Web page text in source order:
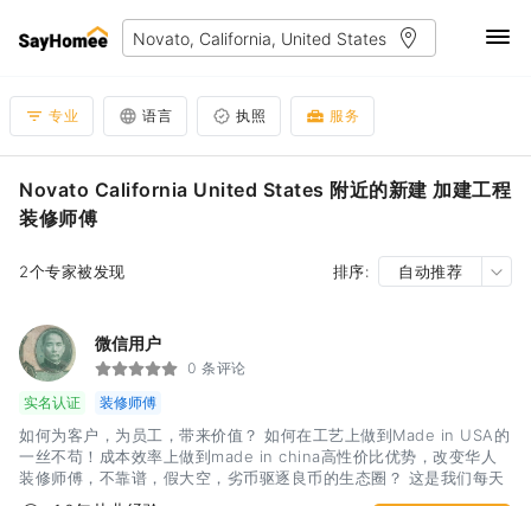
专业 语言 执照 服务
Novato California United States 附近的新建 加建工程
装修师傅
2个专家被发现 排序: 自动推荐
微信用户
0 条评论
实名认证
装修师傅
如何为客户，为员工，带来价值？ 如何在工艺上做到Made in USA的
一丝不苟！成本效率上做到made in china高性价比优势，改变华人
装修师傅，不靠谱，假大空，劣币驱逐良币的生态圈？ 这是我们每天
思考的问题，行动的方向！